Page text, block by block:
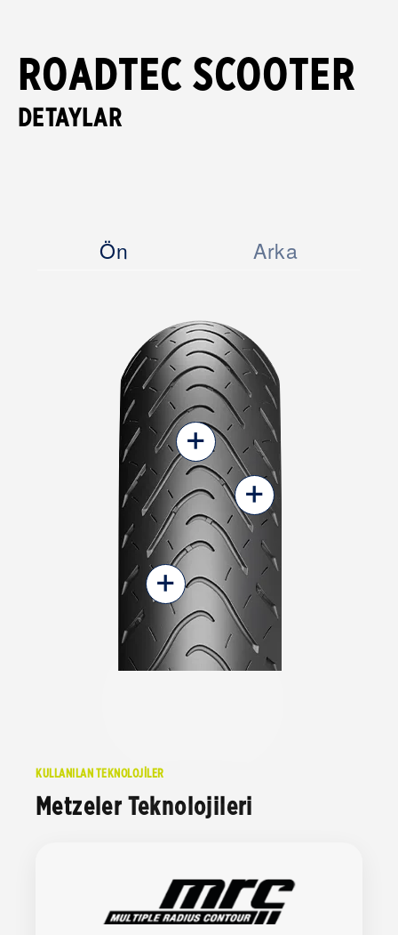
ROADTEC SCOOTER
DETAYLAR
Ön Arka
+
+
+
KULLANILAN TEKNOLOJİLER
Metzeler Teknolojileri